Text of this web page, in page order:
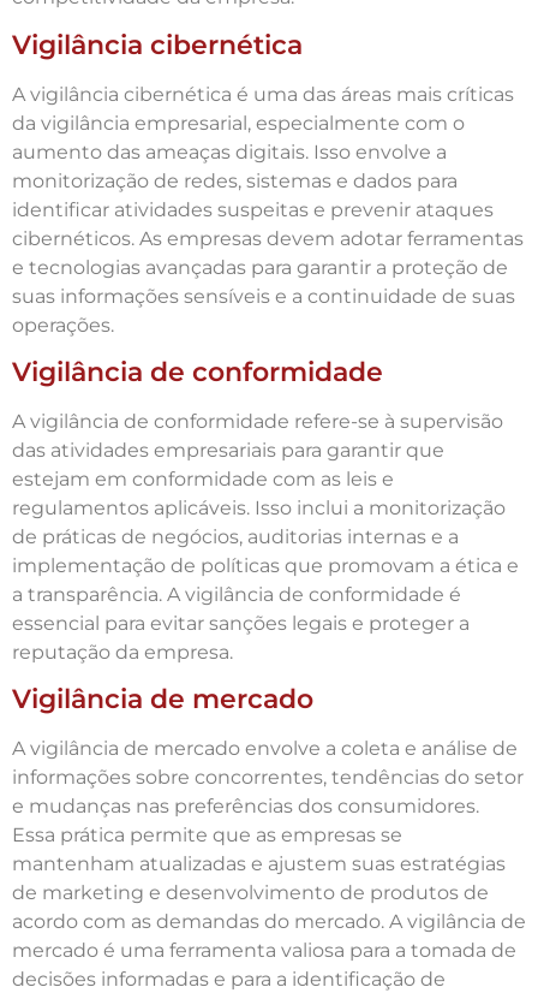
Vigilância cibernética
A vigilância cibernética é uma das áreas mais críticas
da vigilância empresarial, especialmente com o
aumento das ameaças digitais. Isso envolve a
monitorização de redes, sistemas e dados para
identificar atividades suspeitas e prevenir ataques
cibernéticos. As empresas devem adotar ferramentas
e tecnologias avançadas para garantir a proteção de
suas informações sensíveis e a continuidade de suas
operações.
Vigilância de conformidade
A vigilância de conformidade refere-se à supervisão
das atividades empresariais para garantir que
estejam em conformidade com as leis e
regulamentos aplicáveis. Isso inclui a monitorização
de práticas de negócios, auditorias internas e a
implementação de políticas que promovam a ética e
a transparência. A vigilância de conformidade é
essencial para evitar sanções legais e proteger a
reputação da empresa.
Vigilância de mercado
A vigilância de mercado envolve a coleta e análise de
informações sobre concorrentes, tendências do setor
e mudanças nas preferências dos consumidores.
Essa prática permite que as empresas se
mantenham atualizadas e ajustem suas estratégias
de marketing e desenvolvimento de produtos de
acordo com as demandas do mercado. A vigilância de
mercado é uma ferramenta valiosa para a tomada de
decisões informadas e para a identificação de